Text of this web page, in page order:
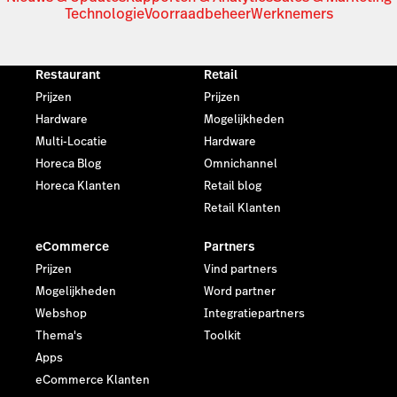
TechnologieVoorraadbeheerWerknemers
Restaurant
Prijzen
Hardware
Multi-Locatie
Horeca Blog
Horeca Klanten
Retail
Prijzen
Mogelijkheden
Hardware
Omnichannel
Retail blog
Retail Klanten
eCommerce
Prijzen
Mogelijkheden
Webshop
Thema's
Apps
eCommerce Klanten
Partners
Vind partners
Word partner
Integratiepartners
Toolkit